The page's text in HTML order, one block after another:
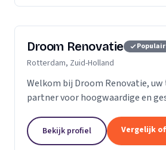
Droom Renovatie Populair
Rotterdam, Zuid-Holland
Welkom bij Droom Renovatie,
partner voor hoogwaardige en
is dan slechts een plek; het is een
van uw...
Bekijk profiel Vergelijk